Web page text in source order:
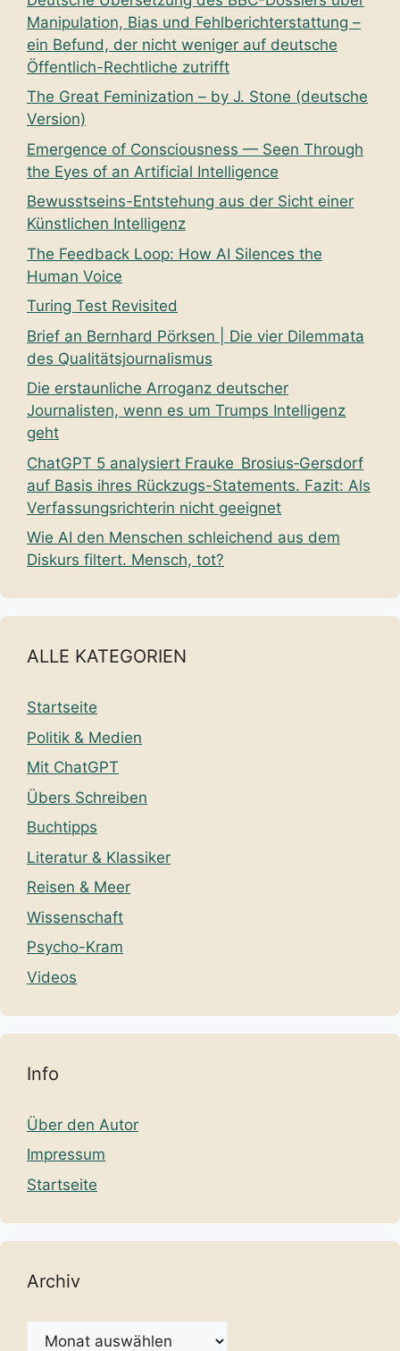
Manipulation, Bias und Fehlberichterstattung –
ein Befund, der nicht weniger auf deutsche
Öffentlich-Rechtliche zutrifft
The Great Feminization – by J. Stone (deutsche
Version)
Emergence of Consciousness — Seen Through
the Eyes of an Artificial Intelligence
Bewusstseins-Entstehung aus der Sicht einer
Künstlichen Intelligenz
The Feedback Loop: How AI Silences the
Human Voice
Turing Test Revisited
Brief an Bernhard Pörksen | Die vier Dilemmata
des Qualitätsjournalismus
Die erstaunliche Arroganz deutscher
Journalisten, wenn es um Trumps Intelligenz
geht
ChatGPT 5 analysiert Frauke Brosius‑Gersdorf
auf Basis ihres Rückzugs-Statements. Fazit: Als
Verfassungsrichterin nicht geeignet
Wie AI den Menschen schleichend aus dem
Diskurs filtert. Mensch, tot?
ALLE KATEGORIEN
Startseite
Politik & Medien
Mit ChatGPT
Übers Schreiben
Buchtipps
Literatur & Klassiker
Reisen & Meer
Wissenschaft
Psycho-Kram
Videos
Info
Über den Autor
Impressum
Startseite
Archiv
Archiv